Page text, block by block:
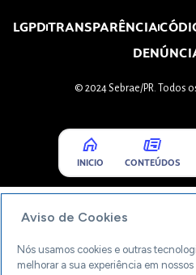
LGPDTRANSPARÊNCIA
© 2024 Sebrae/PR. Todos
INICIO CONTEÚDOS
Aviso de Cookies
Nós usamos cookies e outras
melhorar a sua experiência em